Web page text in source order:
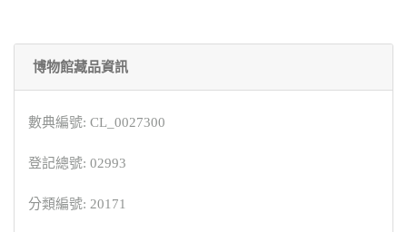
博物館藏品資訊
數典編號: CL_0027300
登記總號: 02993
分類編號: 20171